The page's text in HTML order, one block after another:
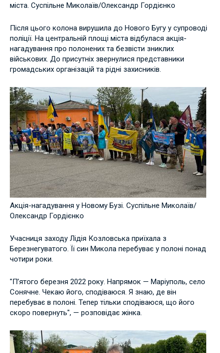
міста. Суспільне Миколаїв/Олександр Гордієнко
Після цього колона вирушила до Нового Бугу у супроводі
поліції. На центральній площі міста відбулася акція-
нагадування про полонених та безвісти зниклих
військових. До присутніх звернулися представники
громадських організацій та рідні захисників.
Акція-нагадування у Новому Бузі. Суспільне Миколаїв/
Олександр Гордієнко
Учасниця заходу Лідія Козловська приїхала з
Березнегуватого. Її син Микола перебуває у полоні понад
чотири роки.
"П’ятого березня 2022 року. Напрямок — Маріуполь, село
Сонячне. Чекаю його, сподіваюся. Я знаю, де він
перебуває в полоні. Тепер тільки сподіваюся, що його
скоро повернуть", — розповідає жінка.